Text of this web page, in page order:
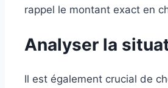
rappel le montant exact en
Analyser la
Il est également crucial de